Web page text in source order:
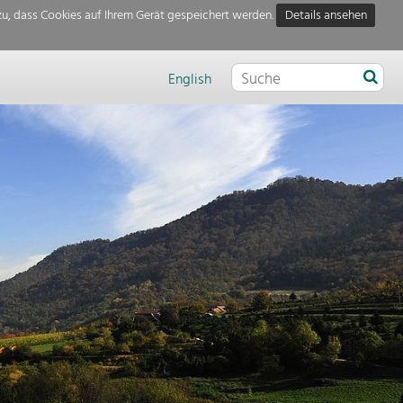
dass Cookies auf Ihrem Gerät gespeichert werden.
Details ansehen
English